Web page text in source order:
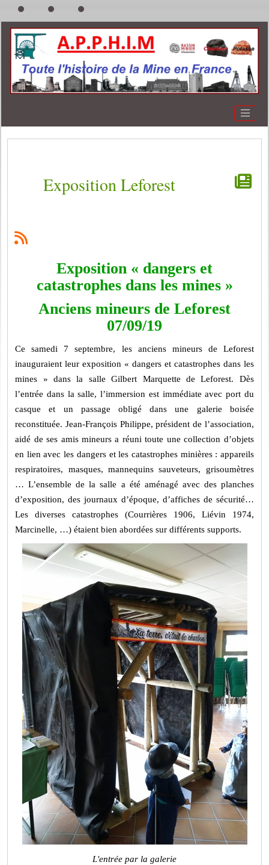
Exposition Leforest
Exposition « dangers et
catastrophes dans les mines »
Anciens mineurs de Leforest
07/09/19
Ce samedi 7 septembre, les anciens mineurs de Leforest
inauguraient leur exposition « dangers et catastrophes dans les
mines » dans la salle Gilbert Marquette de Leforest. Dès
l’entrée dans la salle, l’immersion est immédiate avec port du
casque et un passage obligé dans une galerie boisée
reconstituée. Jean-François Philippe, président de l’association,
aidé de ses amis mineurs a réuni toute une collection d’objets
en lien avec les dangers et les catastrophes minières : appareils
respiratoires, masques, mannequins sauveteurs, grisoumètres
… L’ensemble de la salle a été aménagé avec des planches
d’exposition, des journaux d’époque, d’affiches de sécurité…
Les diverses catastrophes (Courrières 1906, Liévin 1974,
Marcinelle, …) étaient bien abordées sur différents supports.
L'entrée par la galerie